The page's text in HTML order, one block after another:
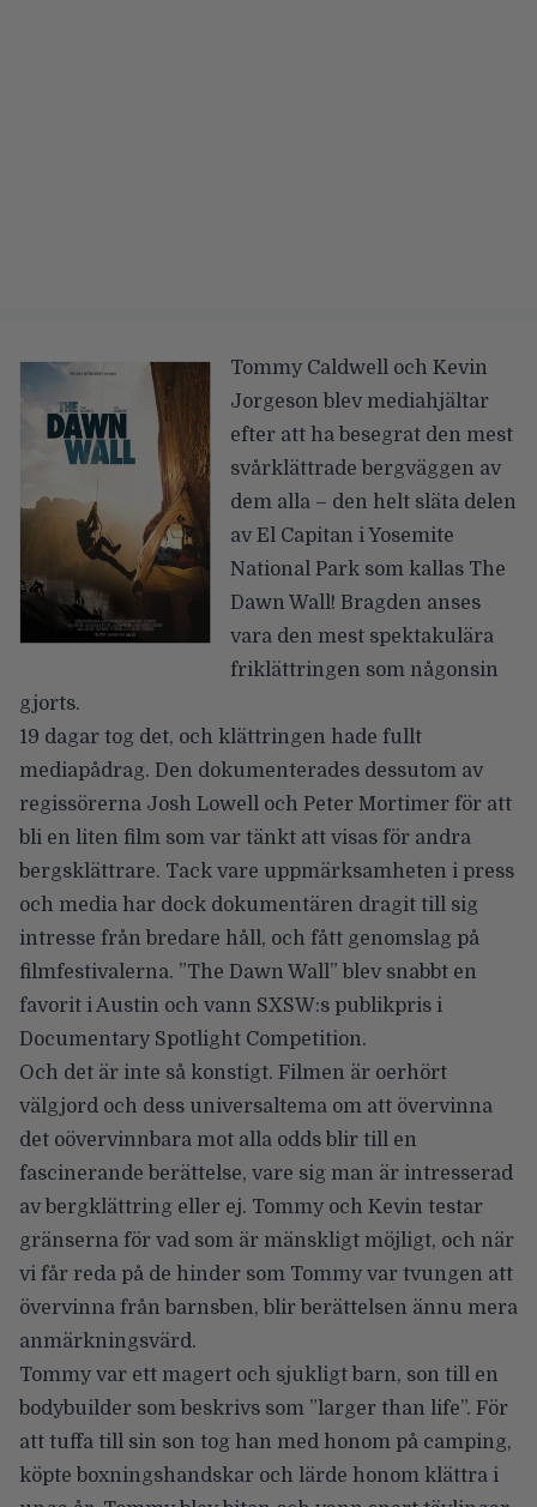
Tommy Caldwell och Kevin
Jorgeson blev mediahjältar
efter att ha besegrat den mest
svårklättrade bergväggen av
dem alla – den helt släta delen
av El Capitan i Yosemite
National Park som kallas The
Dawn Wall! Bragden anses
vara den mest spektakulära
friklättringen som någonsin
gjorts.
19 dagar tog det, och klättringen hade fullt
mediapådrag. Den dokumenterades dessutom av
regissörerna Josh Lowell och Peter Mortimer för att
bli en liten film som var tänkt att visas för andra
bergsklättrare. Tack vare uppmärksamheten i press
och media har dock dokumentären dragit till sig
intresse från bredare håll, och fått genomslag på
filmfestivalerna. ”The Dawn Wall” blev snabbt en
favorit i Austin och vann SXSW:s publikpris i
Documentary Spotlight Competition.
Och det är inte så konstigt. Filmen är oerhört
välgjord och dess universaltema om att övervinna
det oövervinnbara mot alla odds blir till en
fascinerande berättelse, vare sig man är intresserad
av bergklättring eller ej. Tommy och Kevin testar
gränserna för vad som är mänskligt möjligt, och när
vi får reda på de hinder som Tommy var tvungen att
övervinna från barnsben, blir berättelsen ännu mera
anmärkningsvärd.
Tommy var ett magert och sjukligt barn, son till en
bodybuilder som beskrivs som ”larger than life”. För
att tuffa till sin son tog han med honom på camping,
köpte boxningshandskar och lärde honom klättra i